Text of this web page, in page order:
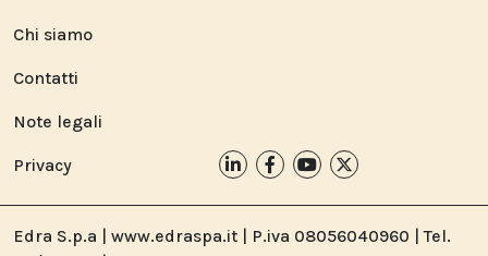
Chi siamo
Contatti
Note legali
Privacy
Edra S.p.a | www.edraspa.it | P.iva 08056040960 | Tel.